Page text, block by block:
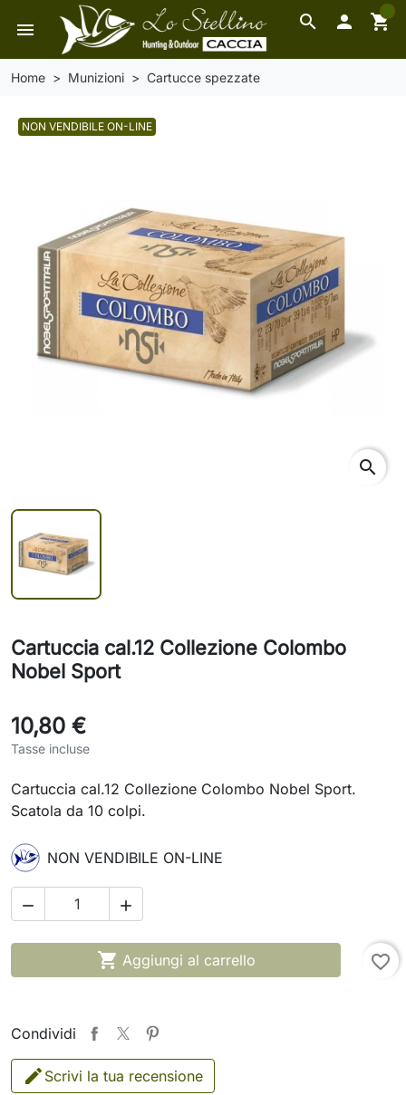
search
menu  shopping_cart
0
Home Munizioni Cartucce spezzate
NON VENDIBILE ON-LINE
search
Cartuccia cal.12 Collezione Colombo
Nobel Sport
10,80 €
Tasse incluse
Cartuccia cal.12 Collezione Colombo Nobel Sport.
Scatola da 10 colpi.
NON VENDIBILE ON-LINE
 
 Aggiungi al carrello favorite_border
Condividi
Scrivi la tua recensione